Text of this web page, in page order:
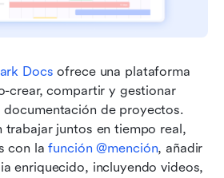
Docs ofrece una plataforma
crear, compartir y gestionar
documentación de proyectos.
trabajar juntos en tiempo real,
con la función @mención, añadir
enriquecido, incluyendo videos,